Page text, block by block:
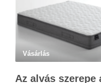
Vásárlás